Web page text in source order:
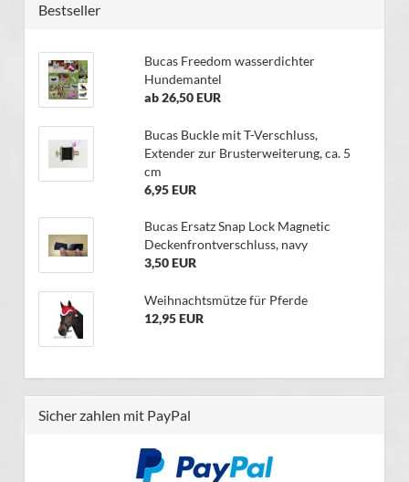
Bestseller
Bucas Freedom wasserdichter
Hundemantel
ab 26,50 EUR
Bucas Buckle mit T-Verschluss,
Extender zur Brusterweiterung, ca. 5
cm
6,95 EUR
Bucas Ersatz Snap Lock Magnetic
Deckenfrontverschluss, navy
3,50 EUR
Weihnachtsmütze für Pferde
12,95 EUR
Sicher zahlen mit PayPal